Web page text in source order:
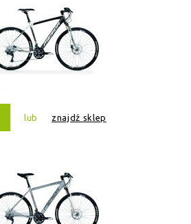
lub znajdź sklep